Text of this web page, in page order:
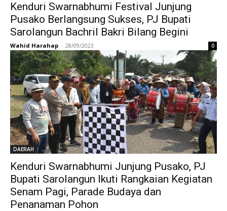
Kenduri Swarnabhumi Festival Junjung
Pusako Berlangsung Sukses, PJ Bupati
Sarolangun Bachril Bakri Bilang Begini
Wahid Harahap - 28/09/2023 0
DAERAH
Kenduri Swarnabhumi Junjung Pusako, PJ
Bupati Sarolangun Ikuti Rangkaian Kegiatan
Senam Pagi, Parade Budaya dan
Penanaman Pohon